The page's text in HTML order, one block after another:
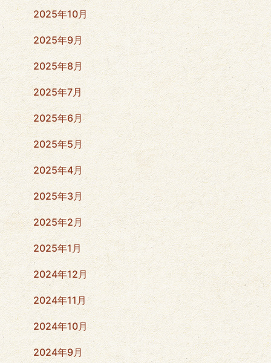
2025年10月
2025年9月
2025年8月
2025年7月
2025年6月
2025年5月
2025年4月
2025年3月
2025年2月
2025年1月
2024年12月
2024年11月
2024年10月
2024年9月